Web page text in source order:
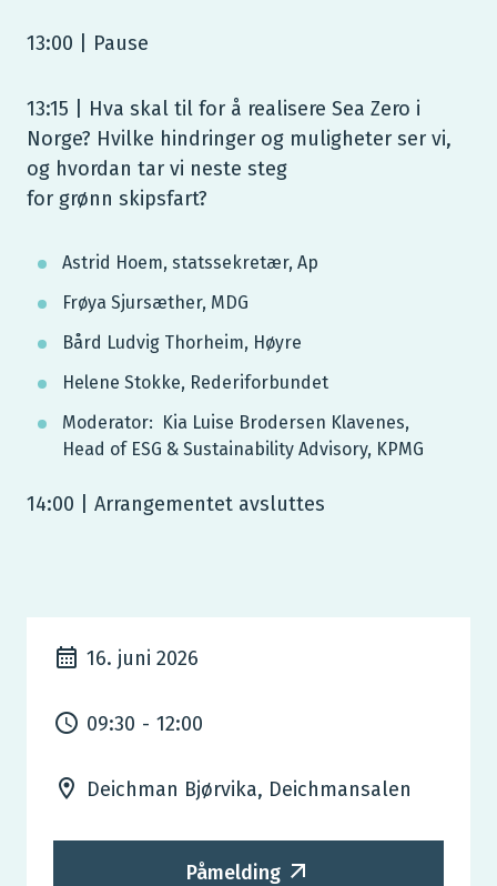
13:00 | Pause
13:15 | Hva skal til for å realisere Sea Zero i
Norge? Hvilke hindringer og muligheter ser vi,
og hvordan tar vi neste steg
for grønn skipsfart?
Astrid Hoem, statssekretær, Ap
Frøya Sjursæther, MDG
Bård Ludvig Thorheim, Høyre
Helene Stokke, Rederiforbundet
Moderator: Kia Luise Brodersen Klavenes,
Head of ESG & Sustainability Advisory, KPMG
14:00 | Arrangementet avsluttes
16. juni 2026
09:30 - 12:00
Deichman Bjørvika, Deichmansalen
Påmelding